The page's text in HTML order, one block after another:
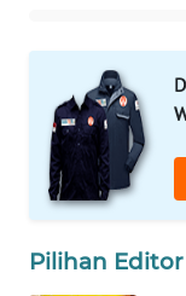
Pilihan Editor
Media
WAHANA
NEWS
WAHANA